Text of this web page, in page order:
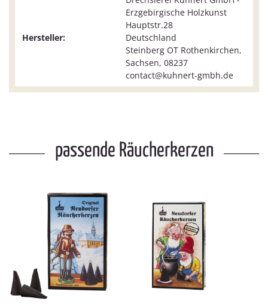
Hersteller:
Erzgebirgische Holzkunst
Hauptstr.28
Deutschland
Steinberg OT Rothenkirchen,
Sachsen, 08237
contact@kuhnert-gmbh.de
passende Räucherkerzen